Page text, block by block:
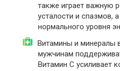
также играет важную
усталости и спазмов,
нормального уровня
Витамины и минералы
мужчинам
Витамин С усиливает